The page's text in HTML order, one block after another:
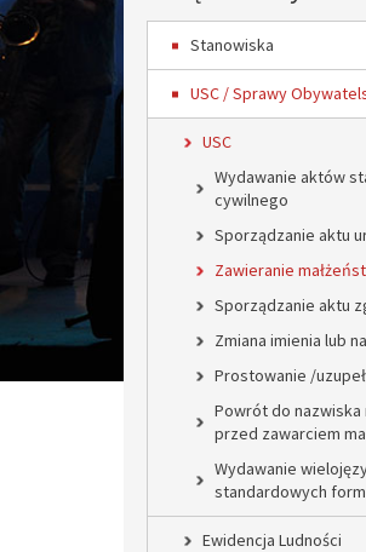
Stanowiska
USC / Sprawy
USC
Wydawanie aktów
cywilnego
Sporządzanie aktu
Zawieranie
Sporządzanie aktu
Zmiana imienia lub
Prostowanie /
Powrót do
przed zawarciem
Wydawanie
standardowych
Ewidencja Ludności